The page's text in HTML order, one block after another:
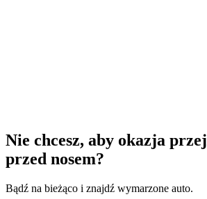
Nie chcesz, aby okazja
przed nosem?
Bądź na bieżąco i znajdź wymarzone auto.